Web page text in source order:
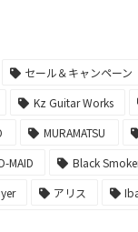
セール＆キャンペーン
Kz Guitar Works
MURAMATSU
MAID Black
アリス